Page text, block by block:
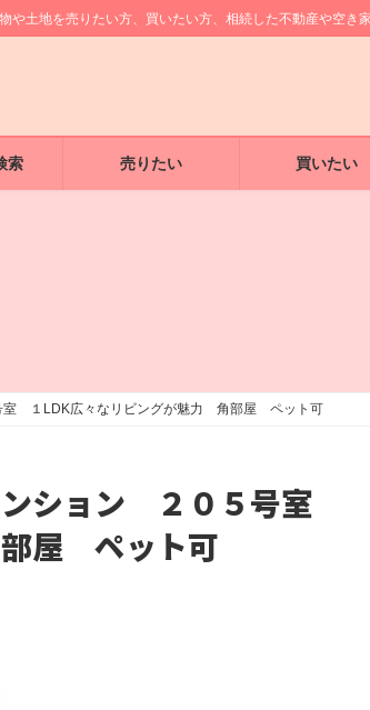
土地を売りたい方、買いたい方、相続した不動産や空き
索 売りたい 買いたい
１LDK広々なリビングが魅力 角部屋 ペット可
ション ２０５号室
屋 ペット可